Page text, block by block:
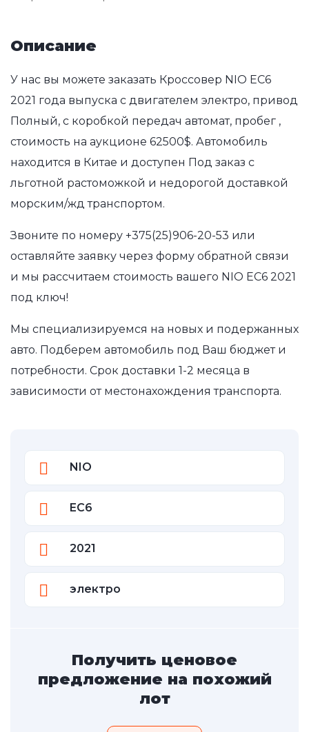
Описание
У нас вы можете заказать Кроссовер NIO EC6
2021 года выпуска с двигателем электро, привод
Полный, с коробкой передач автомат, пробег ,
стоимость на аукционе 62500$. Автомобиль
находится в Китае и доступен Под заказ с
льготной растоможкой и недорогой доставкой
морским/жд транспортом.
Звоните по номеру +375(25)906-20-53 или
оставляйте заявку через форму обратной связи
и мы рассчитаем стоимость вашего NIO EC6 2021
под ключ!
Мы специализируемся на новых и подержанных
авто. Подберем автомобиль под Ваш бюджет и
потребности. Срок доставки 1-2 месяца в
зависимости от местонахождения транспорта.
NIO
EC6
2021
электро
Получить ценовое
предложение на похожий
лот